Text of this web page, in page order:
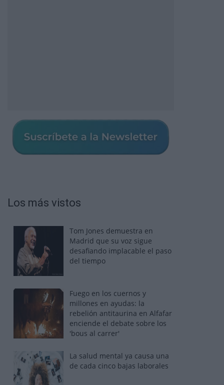
Los más vistos
Tom Jones demuestra en
Madrid que su voz sigue
desafiando implacable el paso
del tiempo
Fuego en los cuernos y
millones en ayudas: la
rebelión antitaurina en Alfafar
enciende el debate sobre los
'bous al carrer'
La salud mental ya causa una
de cada cinco bajas laborales